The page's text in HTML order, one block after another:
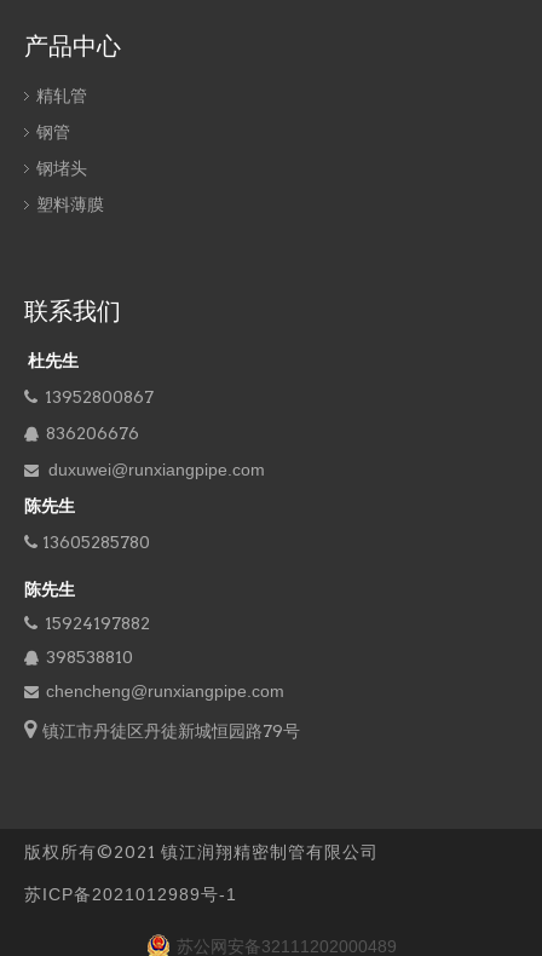
产品中心
精轧管
钢管
钢堵头
塑料薄膜
联系我们
杜先生
 13952800867
 836206676

duxuwei@runxiangpipe.com
陈先生
 13605285780
陈先生
 15924197882
 398538810
 chencheng@runxiangpipe.com
 镇江市丹徒区丹徒新城恒园路79号
版权所有©2021 镇江润翔精密制管有限公司
苏ICP备2021012989号-1
苏公网安备32111202000489